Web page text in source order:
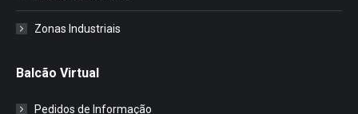
Zonas Industriais
Balcão Virtual
Pedidos de Informação